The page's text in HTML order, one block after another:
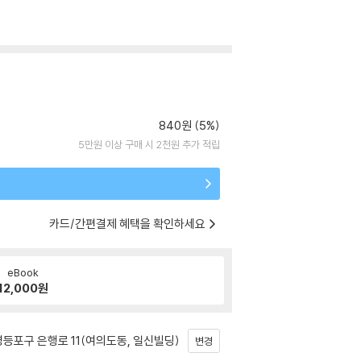
840원 (5%)
5만원 이상 구매 시 2천원 추가 적립
카드/간편결제 혜택을 확인하세요
eBook
원
포구 은행로 11(여의도동, 일신빌딩) 변경